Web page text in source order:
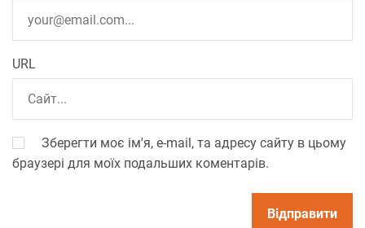
URL
Зберегти моє ім'я, e-mail, та адресу сайту в цьому
браузері для моїх подальших коментарів.